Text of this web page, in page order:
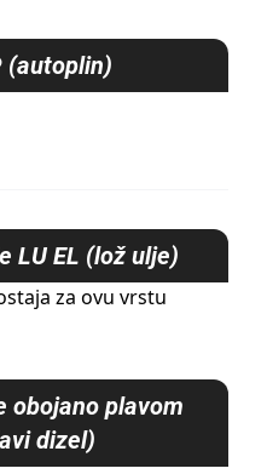
(autoplin)
LU EL (lož ulje)
za ovu vrstu
obojano plavom
dizel)